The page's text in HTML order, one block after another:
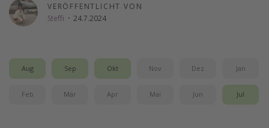
Strandurlaub
Gruppenreisen
Hotels in Amsterdam
VERÖFFENTLICHT VON
Steffi · 24.7.2024
Aug Sep Okt Nov Dez Jan
Feb Mär Apr Mai Jun Jul